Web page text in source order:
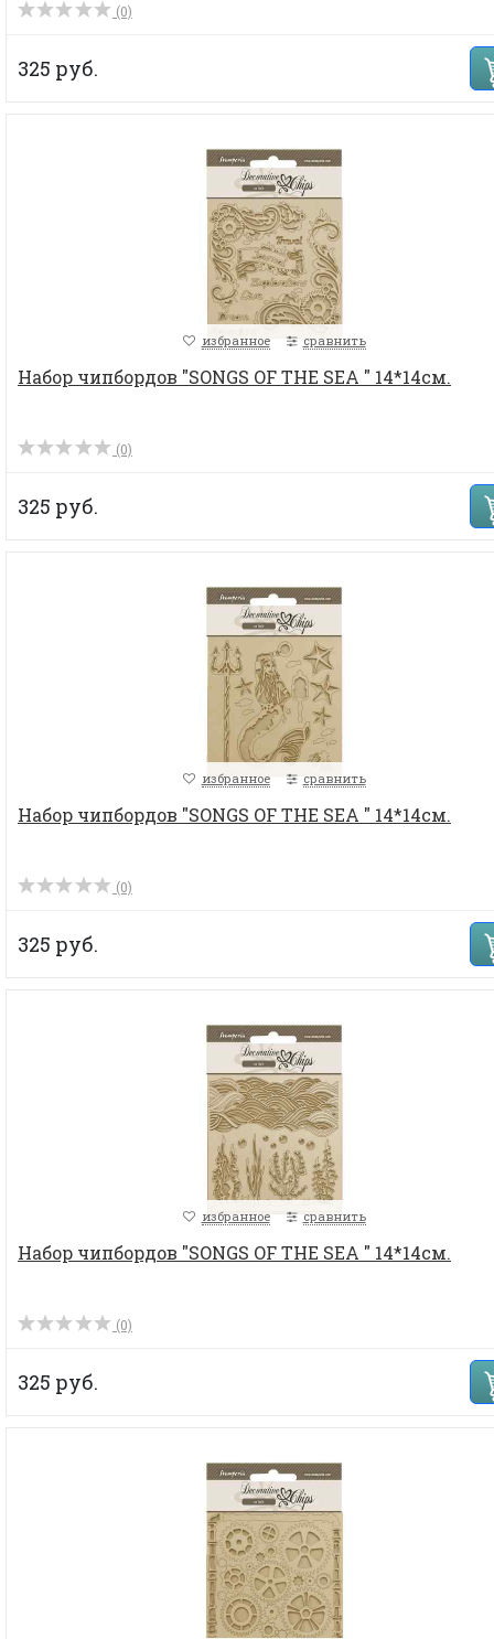
(0)
325 руб.
избранное сравнить
Набор чипбордов "SONGS OF THE SEA " 14*14см.
(0)
325 руб.
избранное сравнить
Набор чипбордов "SONGS OF THE SEA " 14*14см.
(0)
325 руб.
избранное сравнить
Набор чипбордов "SONGS OF THE SEA " 14*14см.
(0)
325 руб.